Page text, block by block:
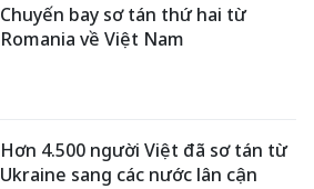
Chuyến bay sơ tán thứ hai từ
Romania về Việt Nam
Hơn 4.500 người Việt đã sơ tán từ
Ukraine sang các nước lân cận